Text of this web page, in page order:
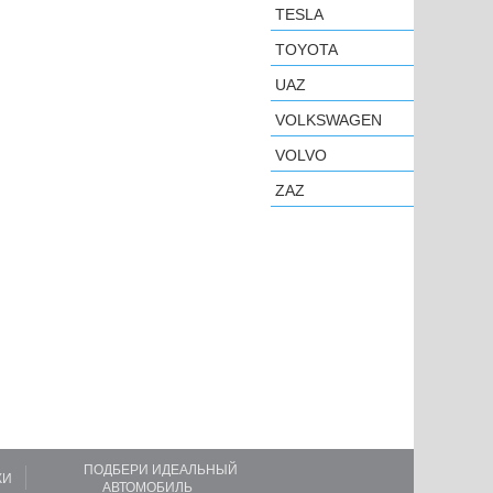
TESLA
TOYOTA
UAZ
VOLKSWAGEN
VOLVO
ZAZ
ПОДБЕРИ ИДЕАЛЬНЫЙ
АВТОМОБИЛЬ